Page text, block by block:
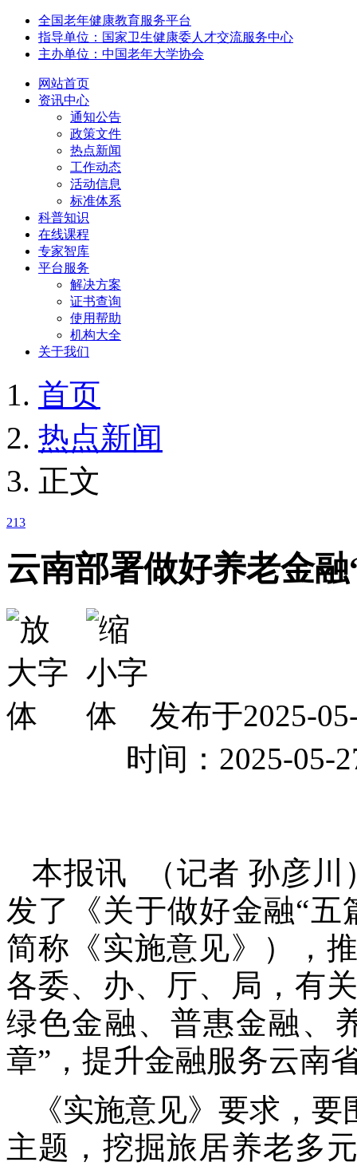
全国老年健康教育服务平台
指导单位：国家卫生健康委人才交流服务中心
主办单位：中国老年大学协会
网站首页
资讯中心
通知公告
政策文件
热点新闻
工作动态
活动信息
标准体系
科普知识
在线课程
专家智库
平台服务
解决方案
证书查询
使用帮助
机构大全
关于我们
首页
热点新闻
正文
213
云南部署做好养老金
发布于2025-
时间：2025-
本报讯 （记者 孙彦川
发了《关于做好金融“
简称《实施意见》），
各委、办、厅、局，有
绿色金融、普惠金融、
章”，提升金融服务云南
《实施意见》要求，
主题，挖掘旅居养老多